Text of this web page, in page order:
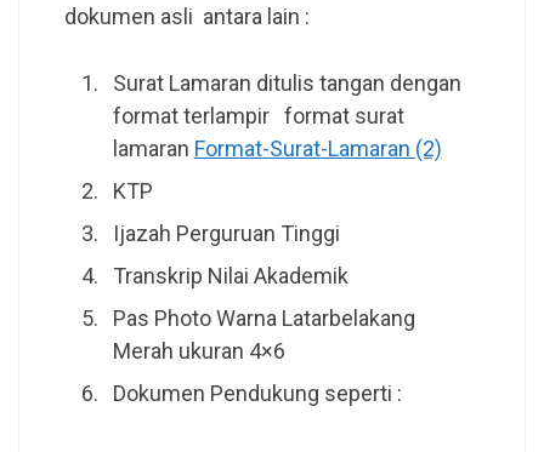
dokumen asli antara lain :
Surat Lamaran ditulis tangan dengan
format terlampir format surat
lamaran Format-Surat-Lamaran (2)
KTP
Ijazah Perguruan Tinggi
Transkrip Nilai Akademik
Pas Photo Warna Latarbelakang
Merah ukuran 4×6
Dokumen Pendukung seperti :